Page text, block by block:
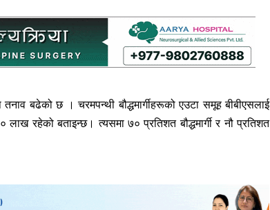
बढेको छ । चरमपन्थी बौद्धमार्गीहरूको एउटा समूह बीबीएसलाई
रहेको बताइन्छ। त्यसमा ७० प्रतिशत बौद्धमार्गी र नौ प्रतिशत